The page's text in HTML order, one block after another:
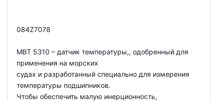
084Z7078
MBT 5310 – датчик температуры,, одобренный для
применения на морских
судах и разработанный специально для измерения
температуры подшипников.
Чтобы обеспечить малую инерционность,